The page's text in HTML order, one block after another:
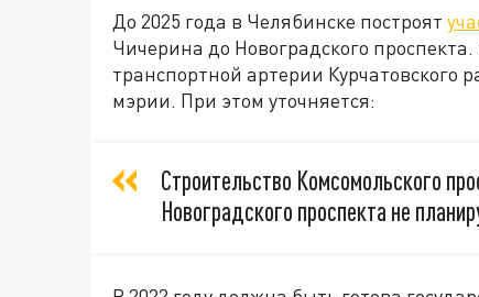
До 2025 года в Челябинске построят
Чичерина до Новоградского
транспортной артерии Курчатовского
мэрии. При этом уточняется:
Строительство Комсомольского
Новоградского проспекта не